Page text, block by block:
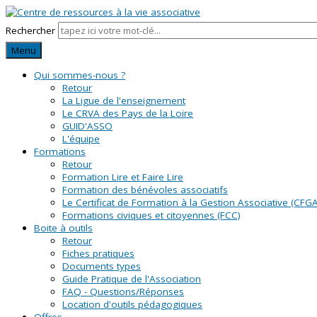
Rechercher
Menu
Qui sommes-nous ?
Retour
La Ligue de l'enseignement
Le CRVA des Pays de la Loire
GUID'ASSO
L'équipe
Formations
Retour
Formation Lire et Faire Lire
Formation des bénévoles associatifs
Le Certificat de Formation à la Gestion Associative
Formations civiques et citoyennes (FCC)
Boite à outils
Retour
Fiches pratiques
Documents types
Guide Pratique de l'Association
FAQ - Questions/Réponses
Location d'outils pédagogiques